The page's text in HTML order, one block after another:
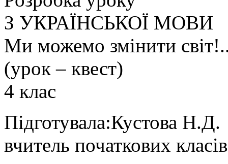
З УКРАЇНСЬКОЇ МОВИ
Ми можемо змінити
(урок – квест)
4 клас
Підготувала:Кустова Н.Д.
вчитель початкових класів